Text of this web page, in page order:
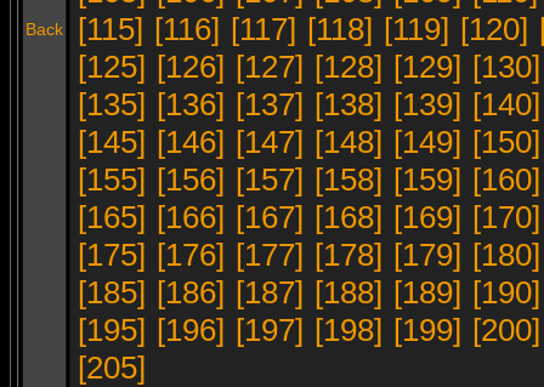
Back
[115] [116] [117] [118] [119] [120]
[125] [126] [127] [128] [129] [130]
[135] [136] [137] [138] [139] [140]
[145] [146] [147] [148] [149] [150]
[155] [156] [157] [158] [159] [160]
[165] [166] [167] [168] [169] [170]
[175] [176] [177] [178] [179] [180]
[185] [186] [187] [188] [189] [190]
[195] [196] [197] [198] [199] [200]
[205]